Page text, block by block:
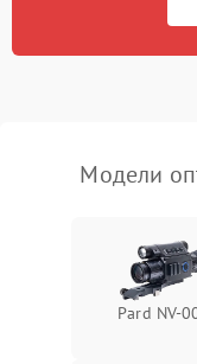
защиты от перегрева
Модели
Pard NV-